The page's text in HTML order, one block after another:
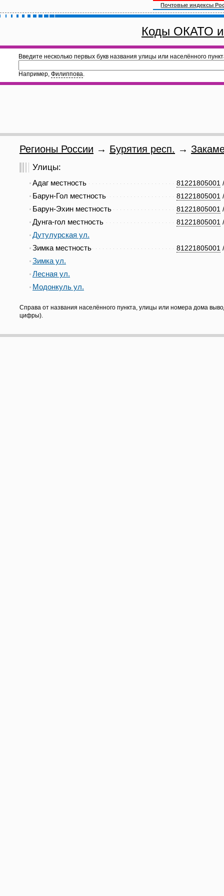
Почтовые индексы
Коды ОКАТО
Введите несколько первых букв названия улицы или населённого
Например, Филиппова.
Регионы России → Бурятия респ. →
Улицы:
81221805001
Адаг местность
81221805001
Барун-Гол местность
81221805001
Барун-Эхин местность
81221805001
Дунга-гол местность
Дутулурская ул.
81221805001
Зимка местность
Зимка ул.
Лесная ул.
Модонкуль ул.
Справа от названия населённого пункта, улицы или номера дома
цифры).